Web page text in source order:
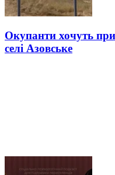
Окупанти хочуть
селі Азовське